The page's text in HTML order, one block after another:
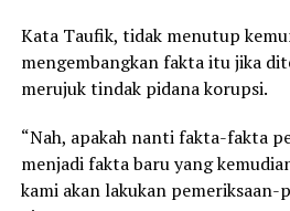
Kata Taufik, tidak menutup
mengembangkan fakta itu jika
merujuk tindak pidana korupsi.
“Nah, apakah nanti fakta-fakta
menjadi fakta baru yang
kami akan lakukan pemeriksaan-